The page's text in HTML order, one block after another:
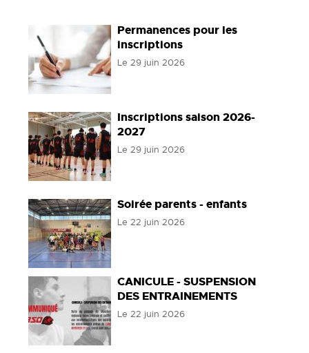
Permanences pour les
inscriptions
Le 29 juin 2026
Inscriptions saison 2026-
2027
Le 29 juin 2026
Soirée parents - enfants
Le 22 juin 2026
CANICULE - SUSPENSION
DES ENTRAINEMENTS
Le 22 juin 2026